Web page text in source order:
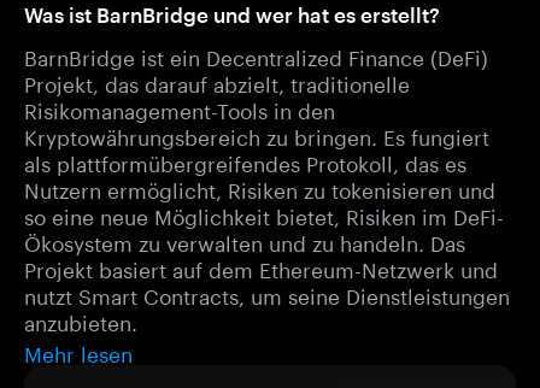
Was ist BarnBridge und wer hat es erstellt?
BarnBridge ist ein Decentralized Finance (DeFi)
Projekt, das darauf abzielt, traditionelle
Risikomanagement-Tools in den
Kryptowährungsbereich zu bringen. Es fungiert
als plattformübergreifendes Protokoll, das es
Nutzern ermöglicht, Risiken zu tokenisieren und
so eine neue Möglichkeit bietet, Risiken im DeFi-
Ökosystem zu verwalten und zu handeln. Das
Projekt basiert auf dem Ethereum-Netzwerk und
nutzt Smart Contracts, um seine Dienstleistungen
anzubieten.
Mehr lesen